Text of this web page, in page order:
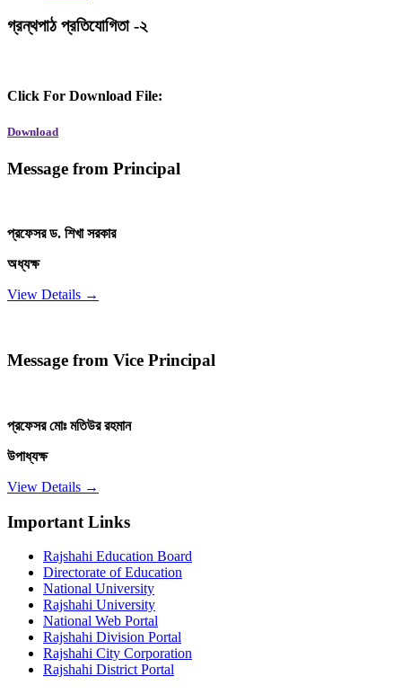
গ্রন্থপাঠ প্রতিযোগিতা -২
Click For Download File:
Download
Message from Principal
প্রফেসর ড. শিখা সরকার
অধ্যক্ষ
View Details →
Message from Vice Principal
প্রফেসর মোঃ মতিউর রহমান
উপাধ্যক্ষ
View Details →
Important Links
Rajshahi Education Board
Directorate of Education
National University
Rajshahi University
National Web Portal
Rajshahi Division Portal
Rajshahi City Corporation
Rajshahi District Portal